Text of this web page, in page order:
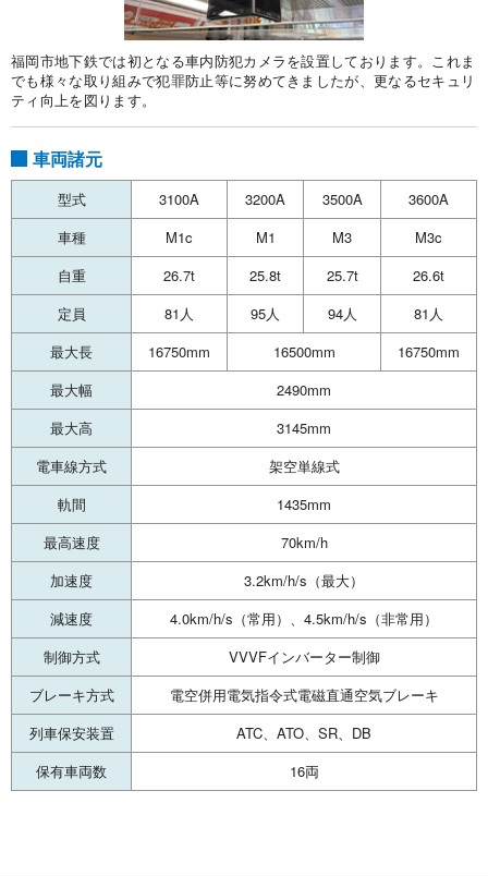
福岡市地下鉄では初となる車内防犯カメラを設置しております。これま
でも様々な取り組みで犯罪防止等に努めてきましたが、更なるセキュリ
ティ向上を図ります。
車両諸元
型式 3100A 3200A 3500A
3600A
車種
M1c M1 M3
M3c
自重
26.7t 25.8t 25.7t
26.6t
定員
81人 95人 94人
81人
最大長
16750mm 16500mm
16750mm
最大幅
2490mm
最大高
3145mm
電車線方式
架空単線式
軌間
1435mm
最高速度
70km/h
加速度
3.2km/h/s（最大）
減速度
4.0km/h/s（常用）、4.5km/h/s（非常用）
制御方式
VVVFインバーター制御
ブレーキ方式
電空併用電気指令式電磁直通空気ブレーキ
列車保安装置
ATC、ATO、SR、DB
保有車両数
16両